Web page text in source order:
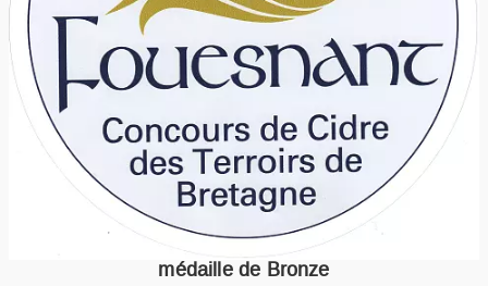
médaille de Bronze